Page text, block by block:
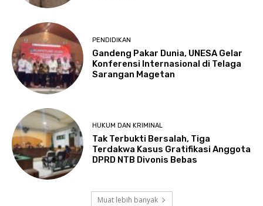
PENDIDIKAN
Gandeng Pakar Dunia, UNESA Gelar
Konferensi Internasional di Telaga
Sarangan Magetan
HUKUM DAN KRIMINAL
Tak Terbukti Bersalah, Tiga
Terdakwa Kasus Gratifikasi Anggota
DPRD NTB Divonis Bebas
Muat lebih banyak